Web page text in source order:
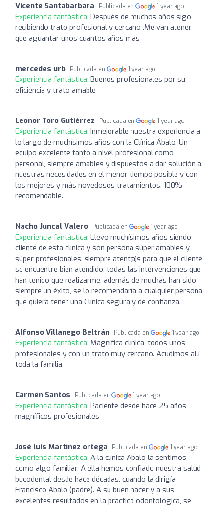
Vicente Santabarbara Publicada en 1 year ago
Experiencia fantástica: Después de muchos años sigo
recibiendo trato profesional y cercano .Me van atener
que aguantar unos cuantos años mas
mercedes urb Publicada en 1 year ago
Experiencia fantástica: Buenos profesionales por su
eficiencia y trato amable
Leonor Toro Gutiérrez Publicada en 1 year ago
Experiencia fantástica: Inmejorable nuestra experiencia a
lo largo de muchísimos años con la Clínica Ábalo. Un
equipo excelente tanto a nivel profesional como
personal, siempre amables y dispuestos a dar solución a
nuestras necesidades en el menor tiempo posible y con
los mejores y más novedosos tratamientos. 100%
recomendable.
Nacho Juncal Valero Publicada en 1 year ago
Experiencia fantástica: Llevo muchísimos años siendo
cliente de esta clínica y son persona súper amables y
súper profesionales, siempre atent@s para que el cliente
se encuentre bien atendido, todas las intervenciones que
han tenido que realizarme, además de muchas han sido
siempre un éxito, se lo recomendaría a cualquier persona
que quiera tener una Clínica segura y de confianza.
Alfonso Villanego Beltrán Publicada en 1 year ago
Experiencia fantástica: Magnífica clínica, todos unos
profesionales y con un trato muy cercano. Acudimos allí
toda la familia.
Carmen Santos Publicada en 1 year ago
Experiencia fantástica: Paciente desde hace 25 años,
magníficos profesionales
José luis Martínez ortega Publicada en 1 year ago
Experiencia fantástica: A la clínica Abalo la sentimos
como algo familiar. A ella hemos confiado nuestra salud
bucodental desde hace décadas, cuando la dirigía
Francisco Abalo (padre). A su buen hacer y a sus
excelentes resultados en la práctica odontológica, se